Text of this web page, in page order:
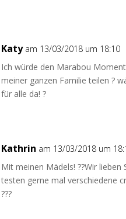
Katy am 13/03/2018 um 18:10
Ich würde den Marabou
meiner ganzen Familie teilen ?
für alle da! ?
Kathrin am 13/03/2018 um
Mit meinen Mädels! ??Wir lieben
testen gerne mal verschiedene
???